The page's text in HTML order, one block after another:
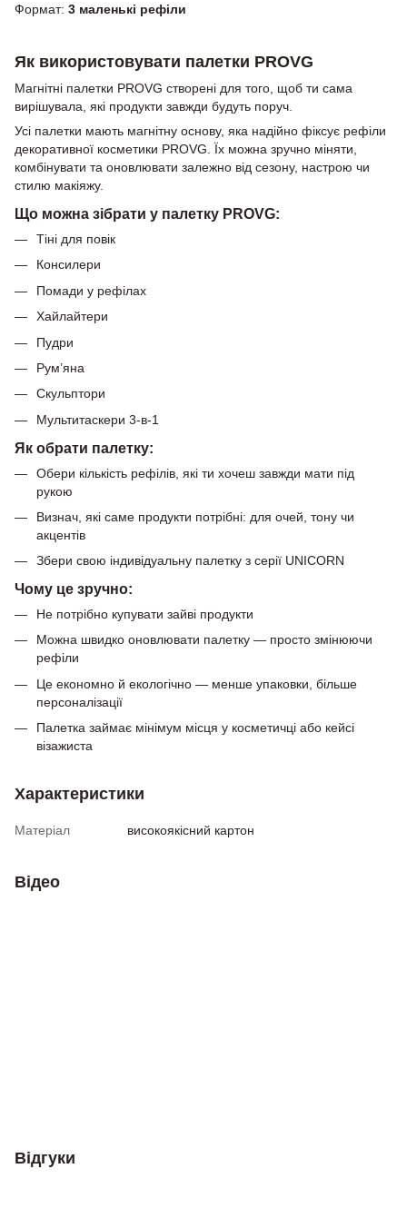
Формат: 3 маленькі рефіли
Як використовувати палетки PROVG
Магнітні палетки PROVG створені для того, щоб ти сама
вирішувала, які продукти завжди будуть поруч.
Усі палетки мають магнітну основу, яка надійно фіксує рефіли
декоративної косметики PROVG. Їх можна зручно міняти,
комбінувати та оновлювати залежно від сезону, настрою чи
стилю макіяжу.
Що можна зібрати у палетку PROVG:
Тіні для повік
Консилери
Помади у рефілах
Хайлайтери
Пудри
Рум’яна
Скульптори
Мультитаскери 3-в-1
Як обрати палетку:
Обери кількість рефілів, які ти хочеш завжди мати під
рукою
Визнач, які саме продукти потрібні: для очей, тону чи
акцентів
Збери свою індивідуальну палетку з серії UNICORN
Чому це зручно:
Не потрібно купувати зайві продукти
Можна швидко оновлювати палетку — просто змінюючи
рефіли
Це економно й екологічно — менше упаковки, більше
персоналізації
Палетка займає мінімум місця у косметичці або кейсі
візажиста
Характеристики
Матеріал високоякісний картон
Відео
Відгуки